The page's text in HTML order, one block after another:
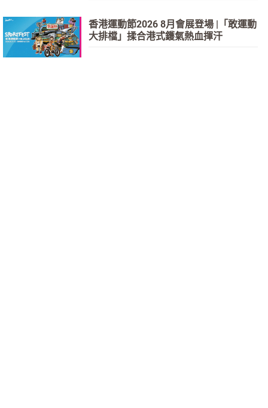
香港運動節2026 8月會展登場 |「敢運動
大排檔」揉合港式鑊氣熱血揮汗